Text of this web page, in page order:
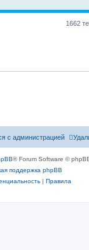
1662
с администрацией
® Forum Software ©
поддержка phpBB
| Правила